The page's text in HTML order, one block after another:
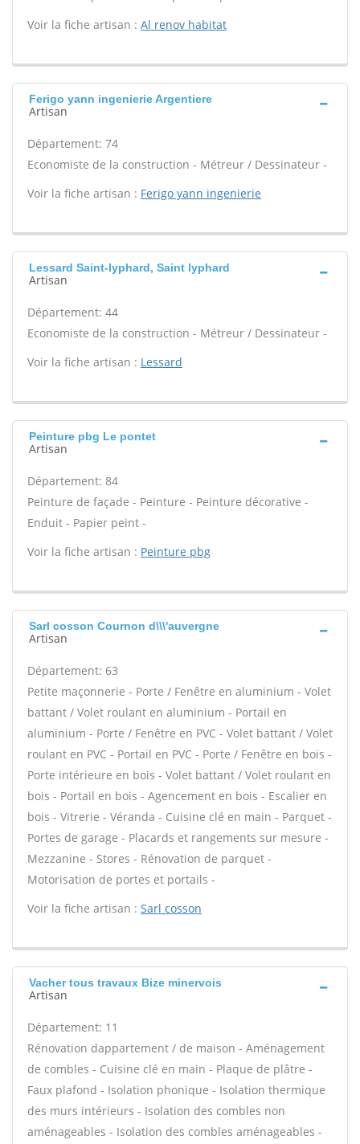
Voir la fiche artisan : Al renov habitat
Ferigo yann ingenierie Argentiere
Artisan
Département: 74
Economiste de la construction - Métreur / Dessinateur -
Voir la fiche artisan : Ferigo yann ingenierie
Lessard Saint-lyphard, Saint lyphard
Artisan
Département: 44
Economiste de la construction - Métreur / Dessinateur -
Voir la fiche artisan : Lessard
Peinture pbg Le pontet
Artisan
Département: 84
Peinture de façade - Peinture - Peinture décorative -
Enduit - Papier peint -
Voir la fiche artisan : Peinture pbg
Sarl cosson Cournon d\\\'auvergne
Artisan
Département: 63
Petite maçonnerie - Porte / Fenêtre en aluminium - Volet
battant / Volet roulant en aluminium - Portail en
aluminium - Porte / Fenêtre en PVC - Volet battant / Volet
roulant en PVC - Portail en PVC - Porte / Fenêtre en bois -
Porte intérieure en bois - Volet battant / Volet roulant en
bois - Portail en bois - Agencement en bois - Escalier en
bois - Vitrerie - Véranda - Cuisine clé en main - Parquet -
Portes de garage - Placards et rangements sur mesure -
Mezzanine - Stores - Rénovation de parquet -
Motorisation de portes et portails -
Voir la fiche artisan : Sarl cosson
Vacher tous travaux Bize minervois
Artisan
Département: 11
Rénovation dappartement / de maison - Aménagement
de combles - Cuisine clé en main - Plaque de plâtre -
Faux plafond - Isolation phonique - Isolation thermique
des murs intérieurs - Isolation des combles non
aménageables - Isolation des combles aménageables -